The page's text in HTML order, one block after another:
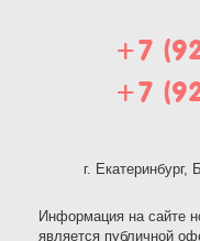
+7
+7
г.
Информация на сайте
является публичной